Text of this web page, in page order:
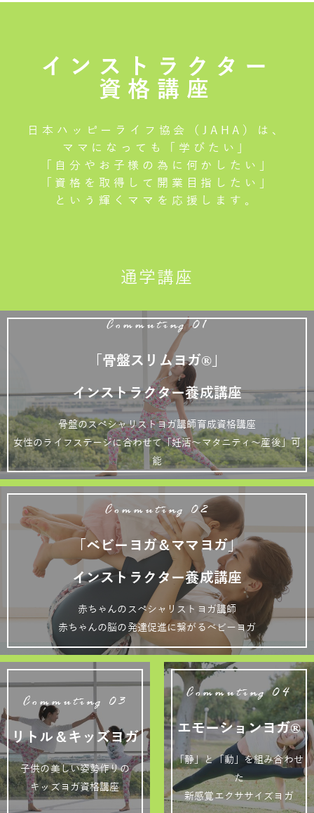
インストラクター
資格講座
日本ハッピーライフ協会（JAHA）は、
ママになっても「学びたい」
「自分やお子様の為に何かしたい」
「資格を取得して開業目指したい」
という輝くママを応援します。
通学講座
Commuting 01
「骨盤スリムヨガ®」
インストラクター養成講座
骨盤のスペシャリストヨガ講師育成資格講座
女性のライフステージに合わせて「妊活～マタニティ～産後」可
能
Commuting 02
「ベビーヨガ＆ママヨガ」
インストラクター養成講座
赤ちゃんのスペシャリストヨガ講師
赤ちゃんの脳の発達促進に繋がるベビーヨガ
Commuting 03
リトル＆キッズヨガ
子供の美しい姿勢作りの
キッズヨガ資格講座
Commuting 04
エモーションヨガ®
「静」と「動」を組み合わせ
た
新感覚エクササイズヨガ